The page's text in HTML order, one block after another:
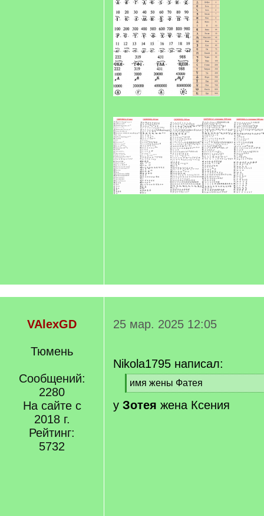
VAlexGD
Тюмень
Сообщений:
2280
На сайте с
2018 г.
Рейтинг:
5732
25 мар. 2025 12:05
Nikola1795 написал:
[
q
]
имя жены Фатея
[
/
у Зотея жена Ксения